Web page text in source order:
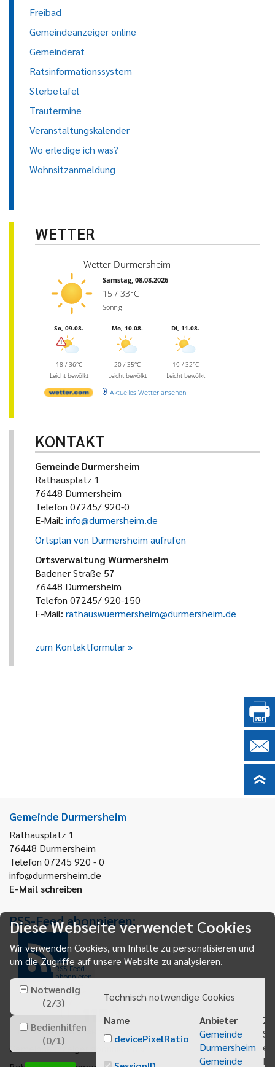
Freibad
Gemeindeanzeiger online
Gemeinderat
Ratsinformationssystem
Sterbetafel
Trautermine
Veranstaltungskalender
Wo erledige ich was?
Wohnsitzanmeldung
WETTER
Wetter Durmersheim
Samstag, 08.08.2026
15 / 33°C
Sonnig
So, 09.08.
18 / 36°C
Leicht bewölkt
Mo, 10.08.
20 / 35°C
Leicht bewölkt
Di, 11.08.
19 / 32°C
Leicht bewölkt
Aktuelles Wetter ansehen
KONTAKT
Gemeinde Durmersheim
Rathausplatz 1
76448 Durmersheim
Telefon 07245/ 920-0
E-Mail: info@durmersheim.de
Ortsplan von Durmersheim aufrufen
Ortsverwaltung Würmersheim
Badener Straße 57
76448 Durmersheim
Telefon 07245/ 920-150
E-Mail: rathauswuermersheim@durmersheim.de
zum Kontaktformular
Gemeinde Durmersheim
Rathausplatz 1
76448 Durmersheim
Telefon 07245 920 - 0
info@durmersheim.de
E-Mail schreiben
RSS-Feed abonnieren:
RSS-Feed
abonnieren
Gemeindeanzeiger abonnieren
Diese Webseite verwendet Cookies
Wir verwenden Cookies, um Inhalte zu personalisieren und
um die Zugriffe auf unsere Website zu analysieren.
Notwendig
(2/3)
Bedienhilfen
(0/1)
Technisch notwendige Cookies
Name
Anbieter
devicePixelRatio
Gemeinde
Durmersheim
Gemeinde